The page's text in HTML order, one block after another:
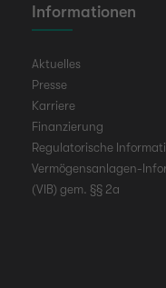
Informationen
Aktuelles
Presse
Karriere
Finanzierung
Regulatorische
Vermögensanlagen-
(VIB) gem. §§ 2a